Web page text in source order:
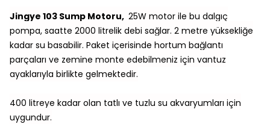
Jingye 103 Sump Motoru, 25W motor ile bu dalgıç
pompa, saatte 2000 litrelik debi sağlar. 2 metre yüksekliğe
kadar su basabilir. Paket içerisinde hortum bağlantı
parçaları ve zemine monte edebilmeniz için vantuz
ayaklarıyla birlikte gelmektedir.
400 litreye kadar olan tatlı ve tuzlu su akvaryumları için
uygundur.